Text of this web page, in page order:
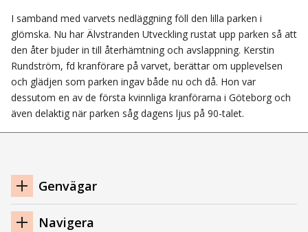
I samband med varvets nedläggning föll den lilla parken i
glömska. Nu har Älvstranden Utveckling rustat upp parken så att
den åter bjuder in till återhämtning och avslappning. Kerstin
Rundström, fd kranförare på varvet, berättar om upplevelsen
och glädjen som parken ingav både nu och då. Hon var
dessutom en av de första kvinnliga kranförarna i Göteborg och
även delaktig när parken såg dagens ljus på 90-talet.
Navigation
sidfot
Genvägar
Navigera